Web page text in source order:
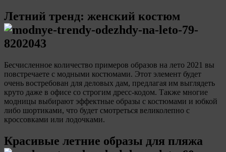
Летний тренд: женский костюм
Бесчисленное количество примеров образов на лето 2021 вы
повстречаете с модными костюмами. Этот элемент будет
очень востребован для деловых дам, предлагая им выглядеть
круто даже в офисе со строгим дресс-кодом. Также многие
модницы выбирают эффектные образы с костюмами и юбкой
либо шортиками, что будет смотреться великолепно с
кроссовками или лодочками.
Красивые летние образы для пляжа